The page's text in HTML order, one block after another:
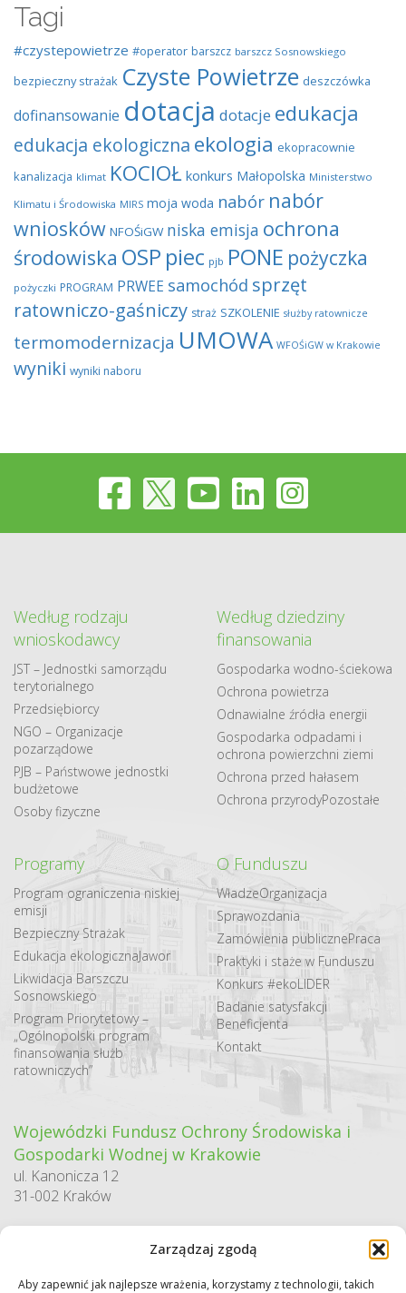
Zarządzaj zgodą
Aby zapewnić jak najlepsze wrażenia, korzystamy z technologii, takich
Tagi
#czystepowietrze #operator barszcz barszcz Sosnowskiego
bezpieczny strażak Czyste Powietrze deszczówka
dofinansowanie dotacja dotacje edukacja
edukacja ekologiczna ekologia ekopracownie
kanalizacja klimat KOCIOŁ konkurs Małopolska Ministerstwo
Klimatu i Środowiska MIRS moja woda nabór nabór
wniosków NFOŚiGW niska emisja ochrona
środowiska OSP piec pjb PONE pożyczka
pożyczki PROGRAM PRWEE samochód sprzęt
ratowniczo-gaśniczy straż SZKOLENIE służby ratownicze
termomodernizacja UMOWA WFOŚiGW w Krakowie
wyniki wyniki naboru
Według rodzaju
wnioskodawcy
JST – Jednostki samorządu
terytorialnego
Przedsiębiorcy
NGO – Organizacje
pozarządowe
PJB – Państwowe jednostki
budżetowe
Osoby fizyczne
Według dziedziny
finansowania
Gospodarka​ wodno​-ściekowa
Ochrona powietrza
Odnawialne​ źródła​ energii
Gospodarka odpadami i
ochrona powierzchni ziemi
Ochrona przed hałasem
Ochrona przyrodyPozostałe
Programy
Program ograniczenia niskiej
emisji
Bezpieczny Strażak
Edukacja ekologicznaJawor
Likwidacja Barszczu
Sosnowskiego
Program Priorytetowy –
„Ogólnopolski program
finansowania służb
ratowniczych”
O Funduszu
WładzeOrganizacja
Sprawozdania
Zamówienia publicznePraca
Praktyki i staże w Funduszu
Konkurs #ekoLIDER
Badanie satysfakcji
Beneficjenta
Kontakt
Wojewódzki Fundusz Ochrony Środowiska i
Gospodarki Wodnej w Krakowie
ul. Kanonicza 12
31-002 Kraków